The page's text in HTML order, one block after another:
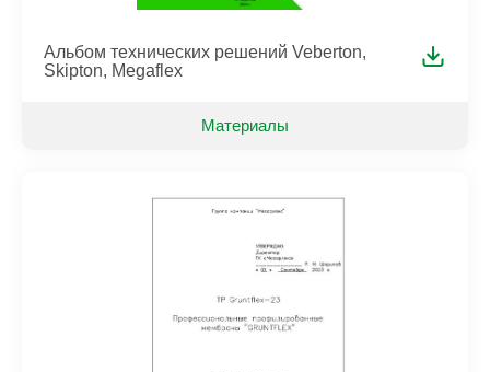
Альбом технических решений Veberton,
Skipton, Megaflex
Материалы